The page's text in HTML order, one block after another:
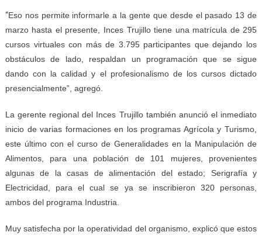
“Eso nos permite informarle a la gente que desde el pasado 13 de
marzo hasta el presente, Inces Trujillo tiene una matrícula de 295
cursos virtuales con más de 3.795 participantes que dejando los
obstáculos de lado, respaldan un programación que se sigue
dando con la calidad y el profesionalismo de los cursos dictado
presencialmente”, agregó.
La gerente regional del Inces Trujillo también anunció el inmediato
inicio de varias formaciones en los programas Agrícola y Turismo,
este último con el curso de Generalidades en la Manipulación de
Alimentos, para una población de 101 mujeres, provenientes
algunas de la casas de alimentación del estado; Serigrafía y
Electricidad, para el cual se ya se inscribieron 320 personas,
ambos del programa Industria.
Muy satisfecha por la operatividad del organismo, explicó que estos